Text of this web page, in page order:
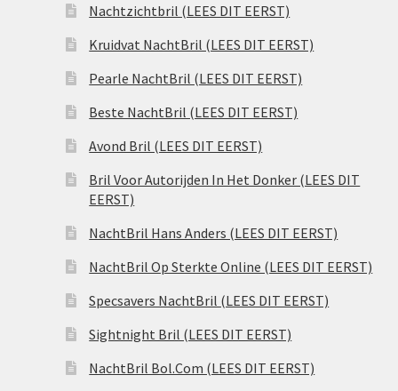
Nachtzichtbril (LEES DIT EERST)
Kruidvat NachtBril (LEES DIT EERST)
Pearle NachtBril (LEES DIT EERST)
Beste NachtBril (LEES DIT EERST)
Avond Bril (LEES DIT EERST)
Bril Voor Autorijden In Het Donker (LEES DIT
EERST)
NachtBril Hans Anders (LEES DIT EERST)
NachtBril Op Sterkte Online (LEES DIT EERST)
Specsavers NachtBril (LEES DIT EERST)
Sightnight Bril (LEES DIT EERST)
NachtBril Bol.Com (LEES DIT EERST)